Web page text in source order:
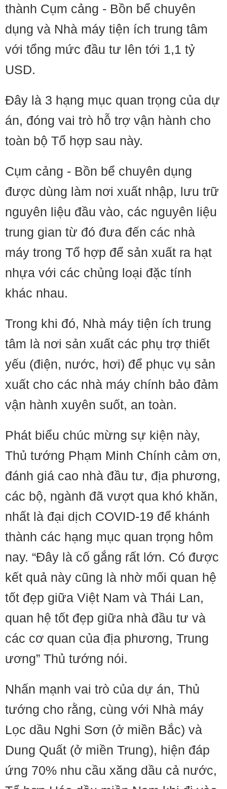
thành Cụm cảng - Bồn bể chuyên
dụng và Nhà máy tiện ích trung tâm
với tổng mức đầu tư lên tới 1,1 tỷ
USD.
Đây là 3 hạng mục quan trọng của dự
án, đóng vai trò hỗ trợ vận hành cho
toàn bộ Tổ hợp sau này.
Cụm cảng - Bồn bể chuyên dụng
được dùng làm nơi xuất nhập, lưu trữ
nguyên liệu đầu vào, các nguyên liệu
trung gian từ đó đưa đến các nhà
máy trong Tổ hợp để sản xuất ra hạt
nhựa với các chủng loại đặc tính
khác nhau.
Trong khi đó, Nhà máy tiện ích trung
tâm là nơi sản xuất các phụ trợ thiết
yếu (điện, nước, hơi) để phục vụ sản
xuất cho các nhà máy chính bảo đảm
vận hành xuyên suốt, an toàn.
Phát biểu chúc mừng sự kiện này,
Thủ tướng Phạm Minh Chính cảm ơn,
đánh giá cao nhà đầu tư, địa phương,
các bộ, ngành đã vượt qua khó khăn,
nhất là đại dịch COVID-19 để khánh
thành các hạng mục quan trọng hôm
nay. “Đây là cố gắng rất lớn. Có được
kết quả này cũng là nhờ mối quan hệ
tốt đẹp giữa Việt Nam và Thái Lan,
quan hệ tốt đẹp giữa nhà đầu tư và
các cơ quan của địa phương, Trung
ương” Thủ tướng nói.
Nhấn mạnh vai trò của dự án, Thủ
tướng cho rằng, cùng với Nhà máy
Lọc dầu Nghi Sơn (ở miền Bắc) và
Dung Quất (ở miền Trung), hiện đáp
ứng 70% nhu cầu xăng dầu cả nước,